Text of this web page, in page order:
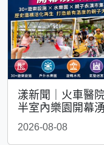
漾新聞｜火車醫
半室內樂園開幕
2026-08-08